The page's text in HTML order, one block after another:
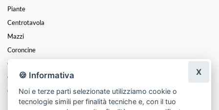
Piante
Centrotavola
Mazzi
Coroncine
Composizioni
Cesti
Cuori
Funebre
🍪 Informativa
Noi e terze parti selezionate utilizziamo cookie o
tecnologie simili per finalità tecniche e, con il tuo
X